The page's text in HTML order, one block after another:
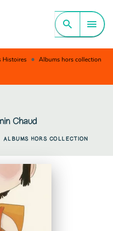
CONTENU search menu
Histoires • Albums hors collection
Chaud
ALBUMS HORS COLLECTION